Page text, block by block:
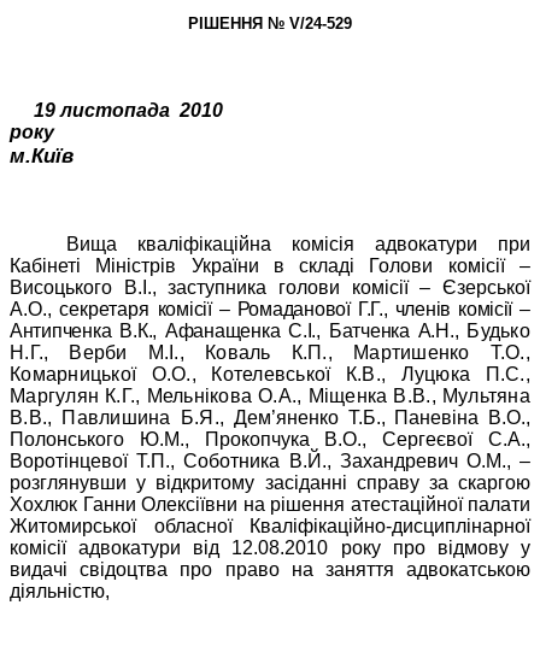
РІШЕННЯ № V/24-529
19 листопада 2010
року
м.Київ
Вища кваліфікаційна комісія адвокатури при
Кабінеті Міністрів України в складі Голови комісії –
Висоцького В.І., заступника голови комісії – Єзерської
А.О., секретаря комісії – Ромаданової Г.Г., членів комісії –
Антипченка В.К., Афанащенка С.І., Батченка А.Н., Будько
Н.Г., Верби М.І., Коваль К.П., Мартишенко Т.О.,
Комарницької О.О., Котелевської К.В., Луцюка П.С.,
Маргулян К.Г., Мельнікова О.А., Міщенка В.В., Мультяна
В.В., Павлишина Б.Я., Дем’яненко Т.Б., Паневіна В.О.,
Полонського Ю.М., Прокопчука В.О., Сергеєвої С.А.,
Воротінцевої Т.П., Соботника В.Й., Захандревич О.М., –
розглянувши у відкритому засіданні справу за скаргою
Хохлюк Ганни Олексіївни на рішення атестаційної палати
Житомирської обласної Кваліфікаційно-дисциплінарної
комісії адвокатури від 12.08.2010 року про відмову у
видачі свідоцтва про право на заняття адвокатською
діяльністю,